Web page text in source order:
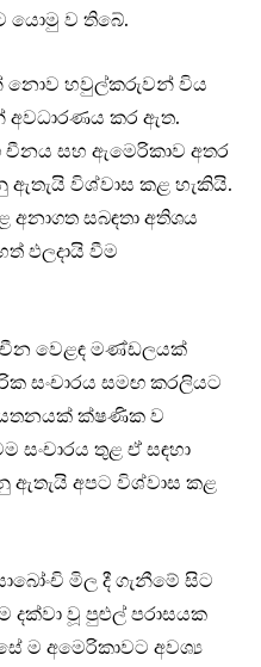
යොමු ව තිබේ.
නොව හවුල්කරුවන් විය
අවධාරණය කර ඇත.
චීනය සහ ඇමෙරිකාව අතර
ඇතැයි විශ්වාස කළ හැකියි.
සබඳතා අතිශය
ඵලදායි වීම
චීන වෙළඳ මණ්ඩලයක්
සංචාරය සමඟ කරලියට
ක්ෂණික ව
තුළ ඒ සඳහා
ඇතැයි අපට විශ්වාස කළ
මිල දී ගැනීමේ සිට
දක්වා වූ පුළුල් පරාසයක
ම අමෙරිකාවට අවශ්‍ය